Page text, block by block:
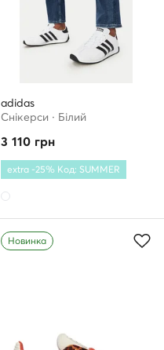
adidas
Снікерcи · Білий
3 110 грн
extra -25% Код: SUMMER
Новинка